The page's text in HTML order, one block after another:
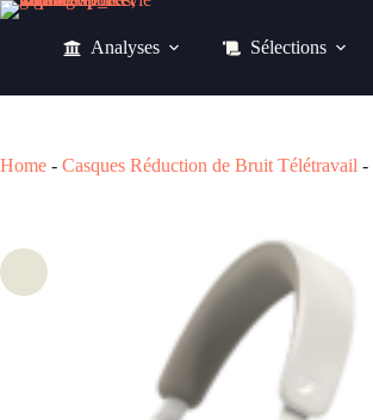
Passer
Analyses Sélections
Home - Casques Réduction de Bruit Télétravail -